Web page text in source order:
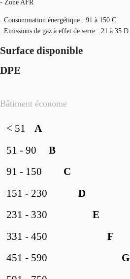
- Zone AFR
. Consommation énergétique : 91 à 150 C
. Emissions de gaz à effet de serre : 21 à 35 D
Surface disponible
DPE
Bâtiment économe
A
< 51
B
51 - 90
C
91 - 150
D
151 - 230
E
231 - 330
F
331 - 450
G
451 - 590